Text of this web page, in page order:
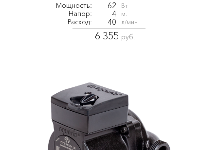
Мощность: 62 Вт
Напор: 4 м.
Расход: 40 л/мин
6 355 руб.